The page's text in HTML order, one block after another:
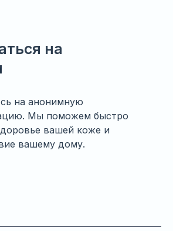
на
на анонимную
Мы поможем быстро
вашей коже и
вашему дому.